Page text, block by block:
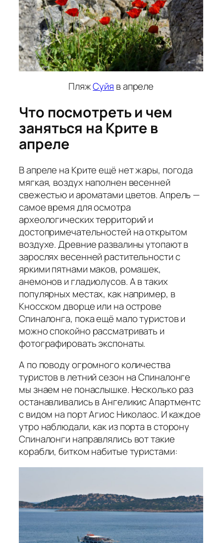
ПляжСуйя в апреле
Что посмотреть и чем
заняться на Крите в
апреле
В апреле на Крите ещё нет жары, погода
мягкая, воздух наполнен весенней
свежестью и ароматами цветов. Апрель —
самое время для осмотра
археологических территорий и
достопримечательностей на открытом
воздухе. Древние развалины утопают в
зарослях весенней растительности с
яркими пятнами маков, ромашек,
анемонов и гладиолусов. А в таких
популярных местах, как например, в
Кносском дворце или на острове
Спиналонга, пока ещё мало туристов и
можно спокойно рассматривать и
фотографировать экспонаты.
А по поводу огромного количества
туристов в летний сезон на Спиналонге
мы знаем не понаслышке. Несколько раз
останавливались в Ангеликис Апартментс
с видом на порт Агиос Николаос. И каждое
утро наблюдали, как из порта в сторону
Спиналонги направлялись вот такие
корабли, битком набитые туристами: